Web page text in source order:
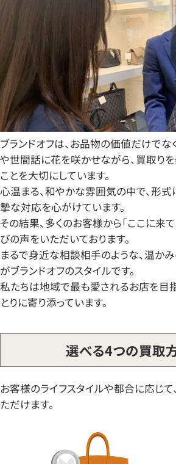
ブランドオフは、お品物の価値だけでな
や世間話に花を咲かせながら、買取り
ことを大切にしています。
心温まる、和やかな雰囲気の中で、形
摯な対応を心がけています。
その結果、多くのお客様から「ここに来て
びの声をいただいております。
まるで身近な相談相手のような、温か
がブランドオフのスタイルです。
私たちは地域で最も愛されるお店を目
とりに寄り添っています。
選べる4つの買取
お客様のライフスタイルや都合に応じ
ただけます。